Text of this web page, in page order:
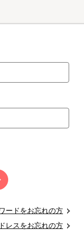
ードをお忘れの方
レスをお忘れの方